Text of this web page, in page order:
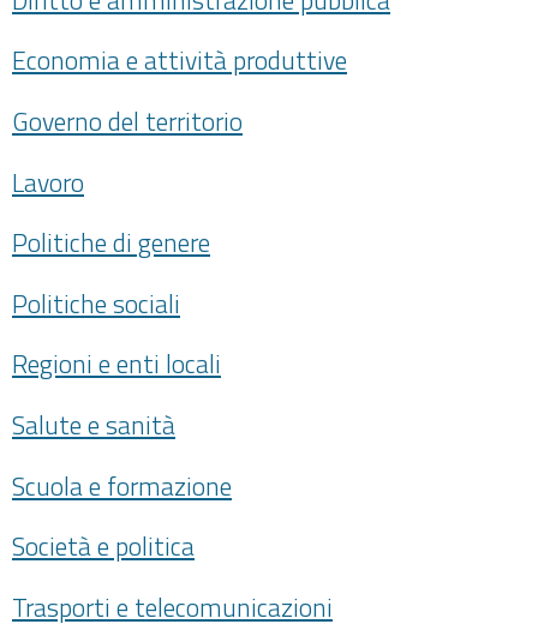
Economia e attività produttive
Governo del territorio
Lavoro
Politiche di genere
Politiche sociali
Regioni e enti locali
Salute e sanità
Scuola e formazione
Società e politica
Trasporti e telecomunicazioni